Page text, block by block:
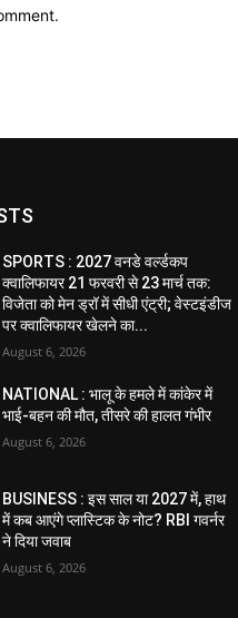
SPORTS : 2027 वनडे वर्ल्डकप
क्वालिफायर 21 फरवरी से 23 मार्च तक:
विजेता को मेन ड्रॉ में सीधी एंट्री; वेस्टइंडीज
पर क्वालिफायर खेलने का...
August 6, 2026
NATIONAL : भालू के हमले में कांकेर में
भाई-बहन की मौत, तीसरे की हालत गंभीर
August 6, 2026
BUSINESS : इस साल या 2027 में, हाथ
में कब आएंगे प्लास्टिक के नोट? RBI गवर्नर
ने दिया जवाब
August 6, 2026